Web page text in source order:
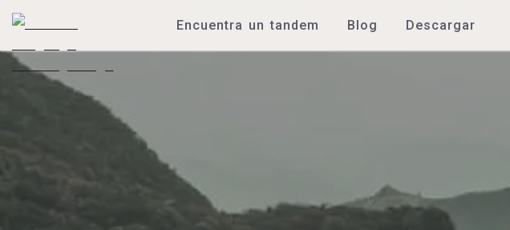
Encuentra un tandem Blog Descargar